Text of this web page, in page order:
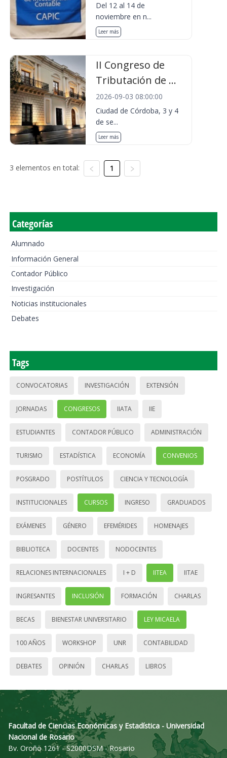
Del 12 al 14 de
noviembre en n...
Leer más
II Congreso de
Tributación de ...
2026-09-03 08:00:00
Ciudad de Córdoba, 3 y 4
de se...
Leer más
3 elementos en total: 1
Categorías
Alumnado
Información General
Contador Público
Investigación
Noticias institucionales
Debates
Tags
CONVOCATORIAS INVESTIGACIÓN EXTENSIÓN
JORNADAS CONGRESOS IIATA IIE
ESTUDIANTES CONTADOR PÚBLICO ADMINISTRACIÓN
TURISMO ESTADÍSTICA ECONOMÍA CONVENIOS
POSGRADO POSTÍTULOS CIENCIA Y TECNOLOGÍA
INSTITUCIONALES CURSOS INGRESO GRADUADOS
EXÁMENES GÉNERO EFEMÉRIDES HOMENAJES
BIBLIOTECA DOCENTES NODOCENTES
RELACIONES INTERNACIONALES I + D IITEA IITAE
INGRESANTES INCLUSIÓN FORMACIÓN CHARLAS
BECAS BIENESTAR UNIVERSITARIO LEY MICAELA
100 AÑOS WORKSHOP UNR CONTABILIDAD
DEBATES OPINIÓN CHARLAS LIBROS
Facultad de Ciencias Económicas y Estadística - Universidad
Nacional de Rosario
Bv. Oroño 1261 - S2000DSM - Rosario